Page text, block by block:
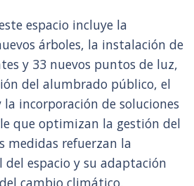
espacio incluye la
árboles, la instalación de
y 33 nuevos puntos de luz,
del alumbrado público, el
incorporación de soluciones
que optimizan la gestión del
medidas refuerzan la
espacio y su adaptación
cambio climático.